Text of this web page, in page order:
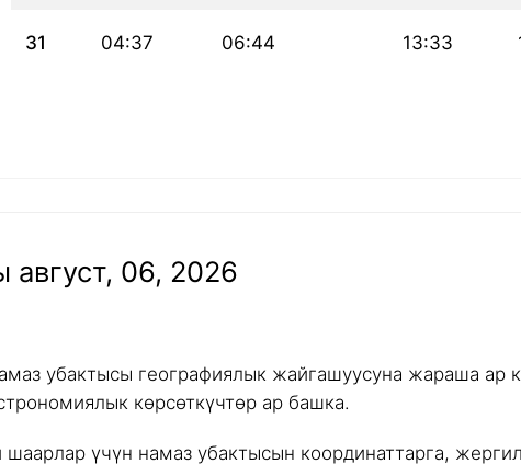
31 04:37 06:44 13:33
август, 06, 2026
убактысы географиялык жайгашуусуна жараша ар
көрсөткүчтөр ар башка.
шаарлар үчүн намаз убактысын координаттарга,